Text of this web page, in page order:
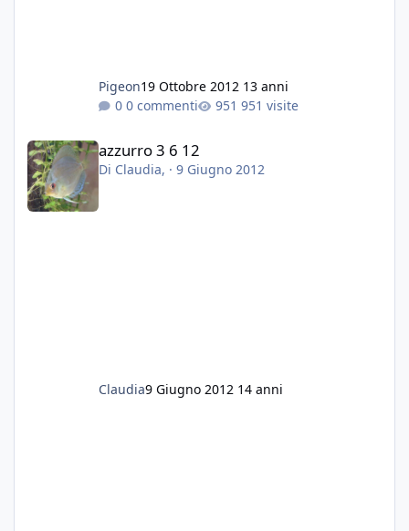
Pigeon19 Ottobre 2012 13 anni
0 commenti
951 visite
azzurro 3 6 12
azzurro 3 6 12
Di Claudia, · 9 Giugno 2012
Claudia9 Giugno 2012 14 anni